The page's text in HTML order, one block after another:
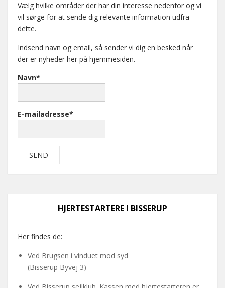
Vælg hvilke områder der har din interesse nedenfor og vi
vil sørge for at sende dig relevante information udfra
dette.
Indsend navn og email, så sender vi dig en besked når
der er nyheder her på hjemmesiden.
Navn*
E-mailadresse*
HJERTESTARTERE I BISSERUP
Her findes de:
Ved Brugsen i vinduet mod syd
(Bisserup Byvej 3)